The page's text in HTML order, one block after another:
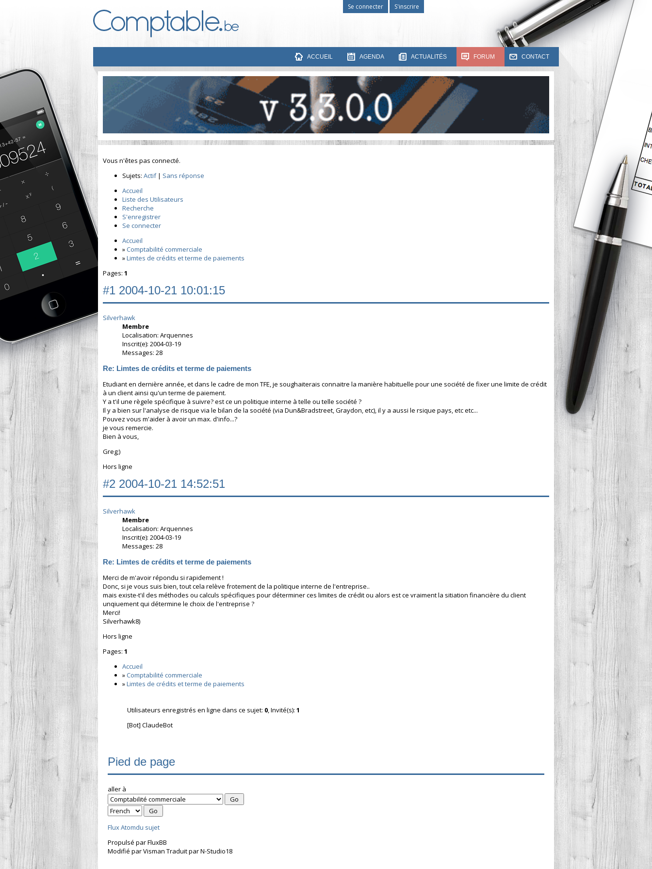
ACCUEIL AGENDA ACTUALITÉS FORUM CONTACT
Se connecter S'inscrire
Vous n'êtes pas connecté.
Sujets: Actif| Sans réponse
Accueil
Liste des Utilisateurs
Recherche
S'enregistrer
Se connecter
Accueil
»Comptabilité commerciale
»Limtes de crédits et terme de paiements
Pages: 1
#1 2004-10-21 10:01:15
Silverhawk
Membre
Localisation: Arquennes
Inscrit(e): 2004-03-19
Messages: 28
Re: Limtes de crédits et terme de paiements
Etudiant en dernière année, et dans le cadre de mon TFE, je soughaiterais connaitre la manière habituelle pour une société de fixer une limite de crédit
à un client ainsi qu'un terme de paiement.
Y a t'il une règele spécifique à suivre? est ce un politique interne à telle ou telle société ?
Il y a bien sur l'analyse de risque via le bilan de la société (via Dun&Bradstreet, Graydon, etc), il y a aussi le rsique pays, etc etc...
Pouvez vous m'aider à avoir un max. d'info...?
je vous remercie.
Bien à vous,
Greg;)
Hors ligne
#2 2004-10-21 14:52:51
Silverhawk
Membre
Localisation: Arquennes
Inscrit(e): 2004-03-19
Messages: 28
Re: Limtes de crédits et terme de paiements
Merci de m'avoir répondu si rapidement !
Donc, si je vous suis bien, tout cela relève frotement de la politique interne de l'entreprise..
mais existe-t'il des méthodes ou calculs spécifiques pour déterminer ces limites de crédit ou alors est ce vraiment la sitiation financière du client
unqiuement qui détermine le choix de l'entreprise ?
Merci!
Silverhawk8)
Hors ligne
Pages: 1
Accueil
»Comptabilité commerciale
»Limtes de crédits et terme de paiements
Utilisateurs enregistrés en ligne dans ce sujet: 0, Invité(s): 1
[Bot] ClaudeBot
Pied de page
aller à
Flux Atomdu sujet
Propulsé par FluxBB
Modifié par Visman Traduit par N-Studio18